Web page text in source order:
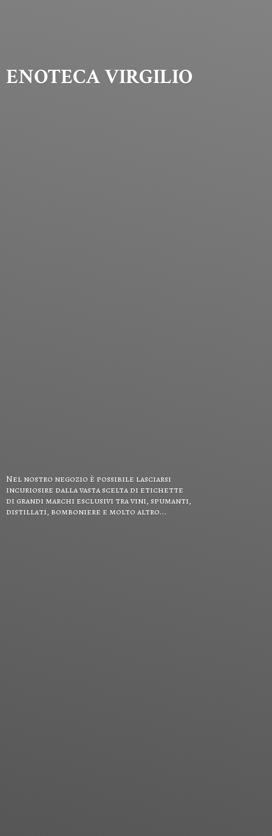
ENOTECA VIRGILIO
Nel nostro negozio è possibile lasciarsi
incuriosire dalla vasta scelta di etichette
di grandi marchi esclusivi tra vini, spumanti,
distillati, bomboniere e molto altro...